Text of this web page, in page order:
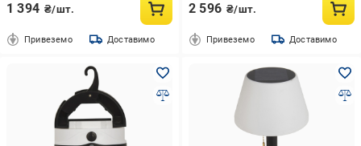
1 394 ₴/шт.
Привеземо Доставимо
2 596 ₴/шт.
Привеземо Доставимо